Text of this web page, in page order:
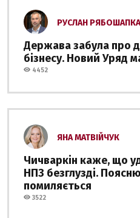
РУСЛАН РЯБОШАПКА
Держава забула про
бізнесу. Новий Уряд
4452
ЯНА МАТВІЙЧУК
Чичваркін каже, що
НПЗ безглузді.
помиляється
3522